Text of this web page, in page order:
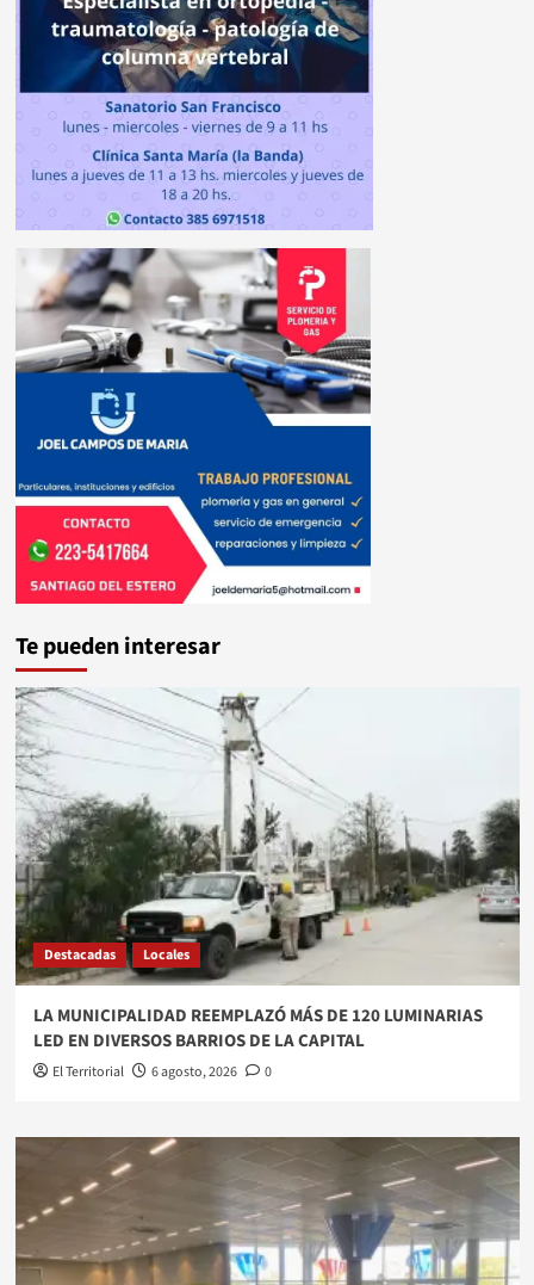
Te pueden interesar
Destacadas Locales
LA MUNICIPALIDAD REEMPLAZÓ MÁS DE 120 LUMINARIAS
LED EN DIVERSOS BARRIOS DE LA CAPITAL
El Territorial 6 agosto, 2026 0